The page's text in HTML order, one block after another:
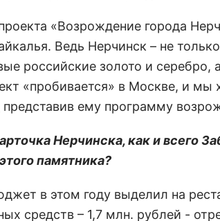
«Возрождение города
Ведь Нерчинск – не
российские золото и серебро,
«пробивается» в Москве, и
ему программу
Нерчинска, как и всего
памятника?
в этом году выделил на
средств – 1,7 млн. рублей -